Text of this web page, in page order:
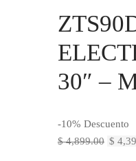
30″ –
-10% Descuento
$4,899.00 El
$